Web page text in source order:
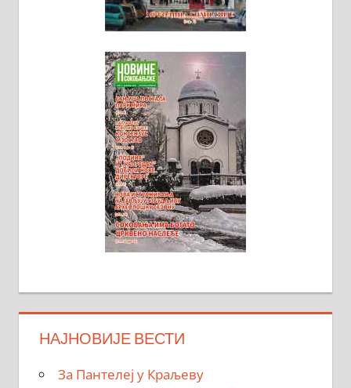
НАЈНОВИЈЕ ВЕСТИ
За Пантелеј у Краљеву